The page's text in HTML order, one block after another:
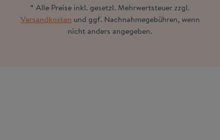
* Alle Preise inkl. gesetzl. Mehrwertsteuer zzgl.
Versandkosten und ggf. Nachnahmegebühren, wenn
nicht anders angegeben.